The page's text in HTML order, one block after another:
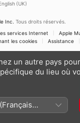
(UK)
Inc. Tous droits réservés.
services Internet
Apple
les cookies
Assistance
un autre pays
du lieu où